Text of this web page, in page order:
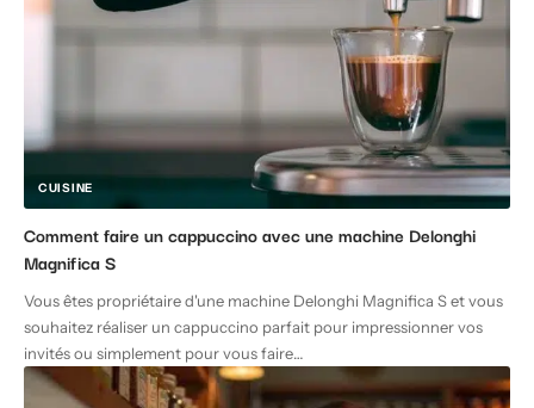
CUISINE
Comment faire un cappuccino avec une machine Delonghi
Magnifica S
Vous êtes propriétaire d'une machine Delonghi Magnifica S et vous
souhaitez réaliser un cappuccino parfait pour impressionner vos
invités ou simplement pour vous faire…